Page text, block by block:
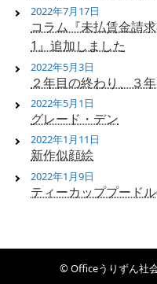
コラム『未払賃金請
1』追加しました
2022年7月17日
２年目の終わり、３
2022年5月3日
グレード・デン
2022年5月1日
新作似顔絵
2022年1月11日
ティーカッププード
2022年1月9日
© Officeうりずん社